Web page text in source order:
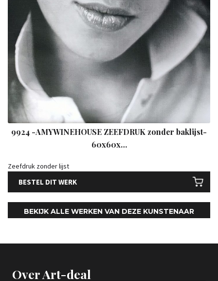
9924 -AMYWINEHOUSE ZEEFDRUK zonder baklijst-
60x60x…
Zeefdruk zonder lijst
BESTEL DIT WERK
BEKIJK ALLE WERKEN VAN DEZE KUNSTENAAR
Over Art-deal